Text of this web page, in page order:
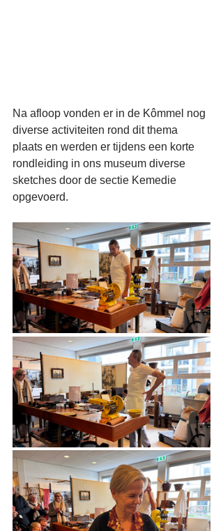
Na afloop vonden er in de Kômmel nog
diverse activiteiten rond dit thema
plaats en werden er tijdens een korte
rondleiding in ons museum diverse
sketches door de sectie Kemedie
opgevoerd.